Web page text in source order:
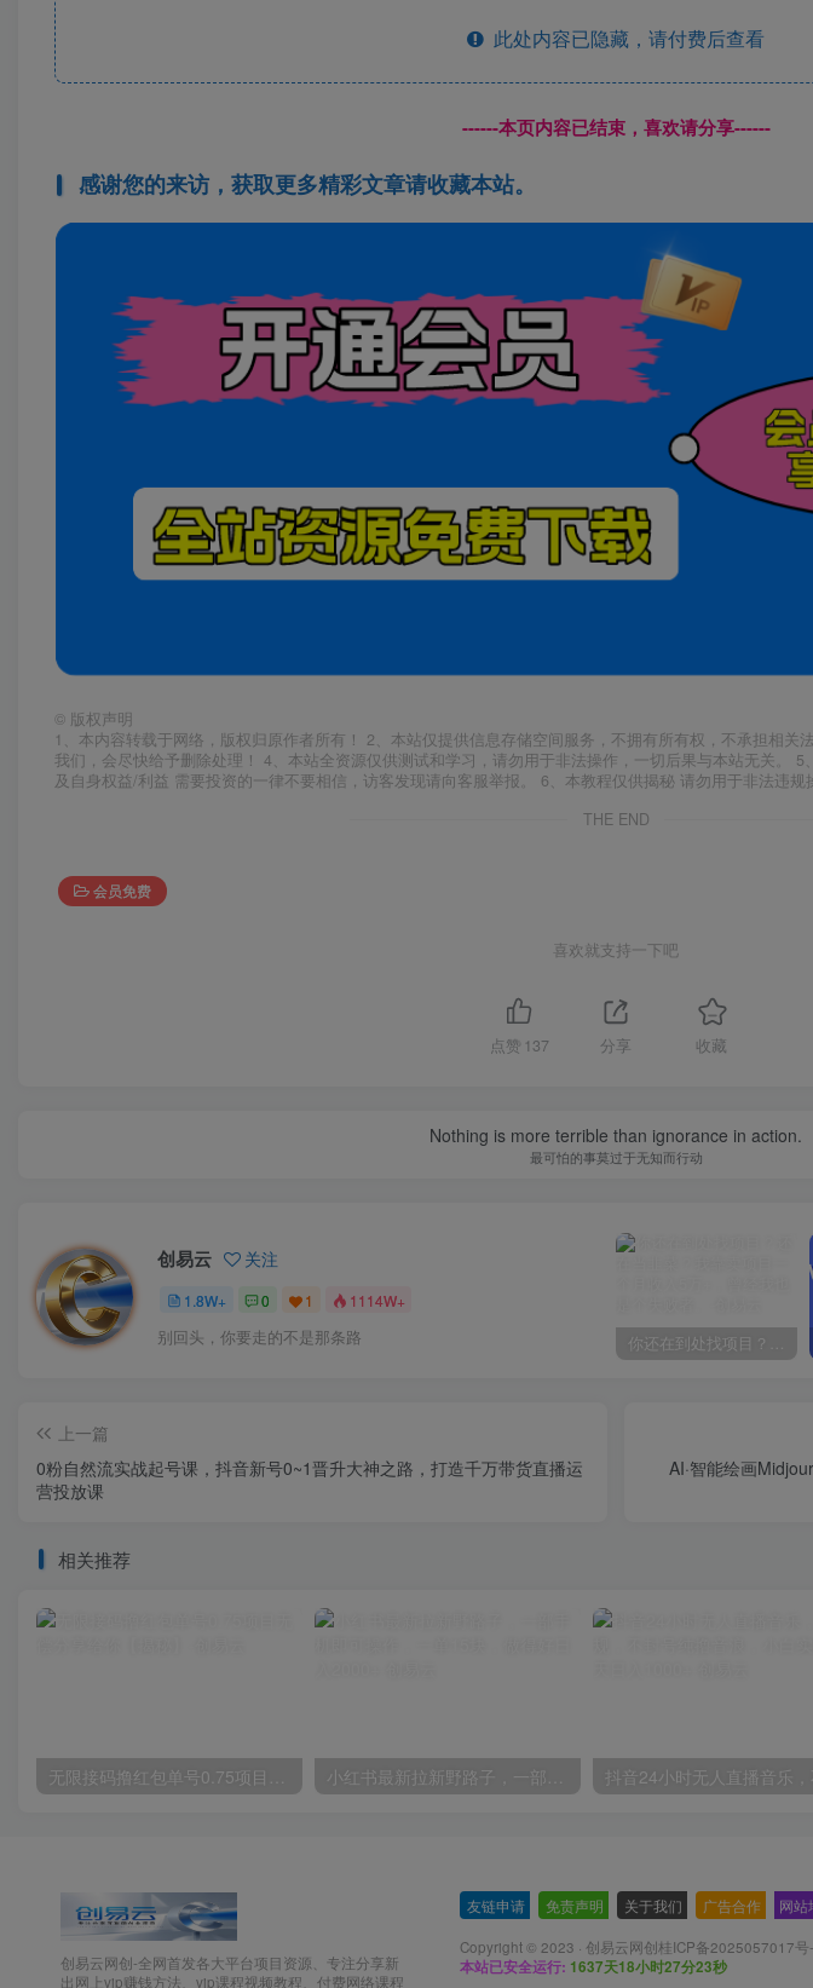
此处内容已隐藏，请付费后查看
------本页内容已结束，喜欢请分享------
感谢您的来访，获取更多精彩文章请收藏本站。
© 版权声明
1、本内容转载于网络，版权归原作者所有！ 2、本站仅提供信息存储空间服务，不拥有所有权，不承担相关
我们，会尽快给予删除处理！ 4、本站全资源仅供测试和学习，请勿用于非法操作，一切后果与本站无关。
及自身权益/利益 需要投资的一律不要相信，访客发现请向客服举报。 6、本教程仅供揭秘 请勿用于非法违规
THE END
会员免费
喜欢就支持一下吧
点赞 137 分享 收藏
Nothing is more terrible than ignorance in action.
最可怕的事莫过于无知而行动
创易云 关注
1.8W+ 0 1 1114W+
别回头，你要走的不是那条路 你还在到处找项目？还在当韭菜？我靠卖项目一个月收入5万+，曾经我也是个失败者。
上一篇
0粉自然流实战起号课，抖音新号0~1晋升大神之路，打造千万带货直播运
营投放课
AI·智能绘画
相关推荐
无限接码撸红包单号0.75项目无偿分享给你【揭秘】 小红书最新拉新野路子，一部手机即可操作，一单15块，做得好日入2000+
创易云网创-全网首发各大平台项目资源、专注分享新
出网上vip赚钱方法、vip课程视频教程、付费网络课程
友链申请 免责声明 关于我们 广告合作 网站
Copyright © 2023 · 创易云网创桂ICP备2025057017号
本站已安全运行: 1637天18小时27分25秒